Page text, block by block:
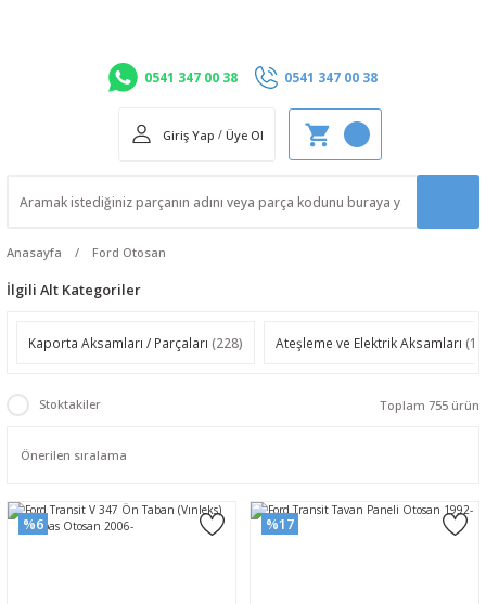
0541 347 00 38 0541 347 00 38
Giriş Yap / Üye Ol
Anasayfa Ford Otosan
İlgili Alt Kategoriler
Kaporta Aksamları / Parçaları (228) Ateşleme ve Elektrik Aksamları
Stoktakiler Toplam 755 ürün
%6 %17